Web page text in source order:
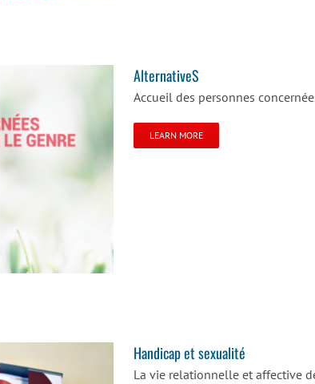
AlternativeS
Accueil des personnes
LEARN MORE
Handicap et sexualité
La vie relationnelle et affective